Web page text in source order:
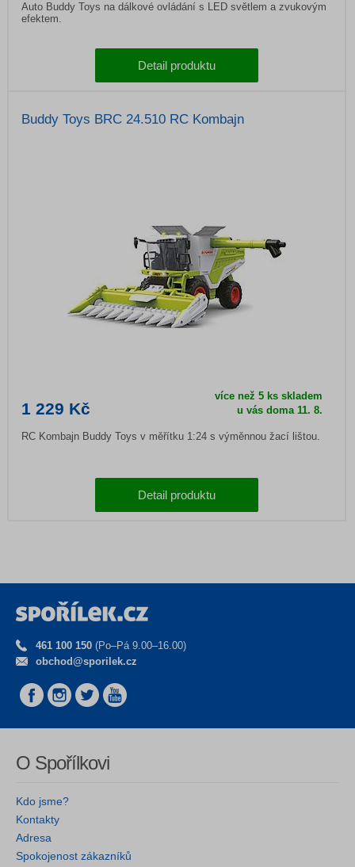
Auto Buddy Toys na dálkové ovládání s LED světlem a zvukovým
efektem.
Detail produktu
Buddy Toys BRC 24.510 RC Kombajn
1 229 Kč
více než 5 ks skladem
u vás doma11. 8.
RC Kombajn Buddy Toys v měřítku 1:24 s výměnnou žací lištou.
Detail produktu
461 100 150 (Po–Pá 9.00–16.00)
obchod@sporilek.cz
O Spořílkovi
Kdo jsme?
Kontakty
Adresa
Spokojenost zákazníků